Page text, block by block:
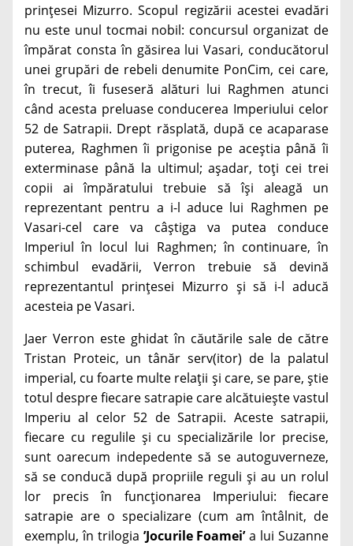
prințesei Mizurro. Scopul regizării acestei evadări
nu este unul tocmai nobil: concursul organizat de
împărat consta în găsirea lui Vasari, conducătorul
unei grupări de rebeli denumite PonCim, cei care,
în trecut, îi fuseseră alături lui Raghmen atunci
când acesta preluase conducerea Imperiului celor
52 de Satrapii. Drept răsplată, după ce acaparase
puterea, Raghmen îi prigonise pe aceștia până îi
exterminase până la ultimul; așadar, toți cei trei
copii ai împăratului trebuie să își aleagă un
reprezentant pentru a i-l aduce lui Raghmen pe
Vasari-cel care va câștiga va putea conduce
Imperiul în locul lui Raghmen; în continuare, în
schimbul evadării, Verron trebuie să devină
reprezentantul prințesei Mizurro și să i-l aducă
acesteia pe Vasari.
Jaer Verron este ghidat în căutările sale de către
Tristan Proteic, un tânăr serv(itor) de la palatul
imperial, cu foarte multe relații și care, se pare, știe
totul despre fiecare satrapie care alcătuiește vastul
Imperiu al celor 52 de Satrapii. Aceste satrapii,
fiecare cu regulile și cu specializările lor precise,
sunt oarecum indepedente să se autoguverneze,
să se conducă după propriile reguli și au un rolul
lor precis în funcționarea Imperiului: fiecare
satrapie are o specializare (cum am întâlnit, de
exemplu, în trilogia ’Jocurile Foamei’a lui Suzanne